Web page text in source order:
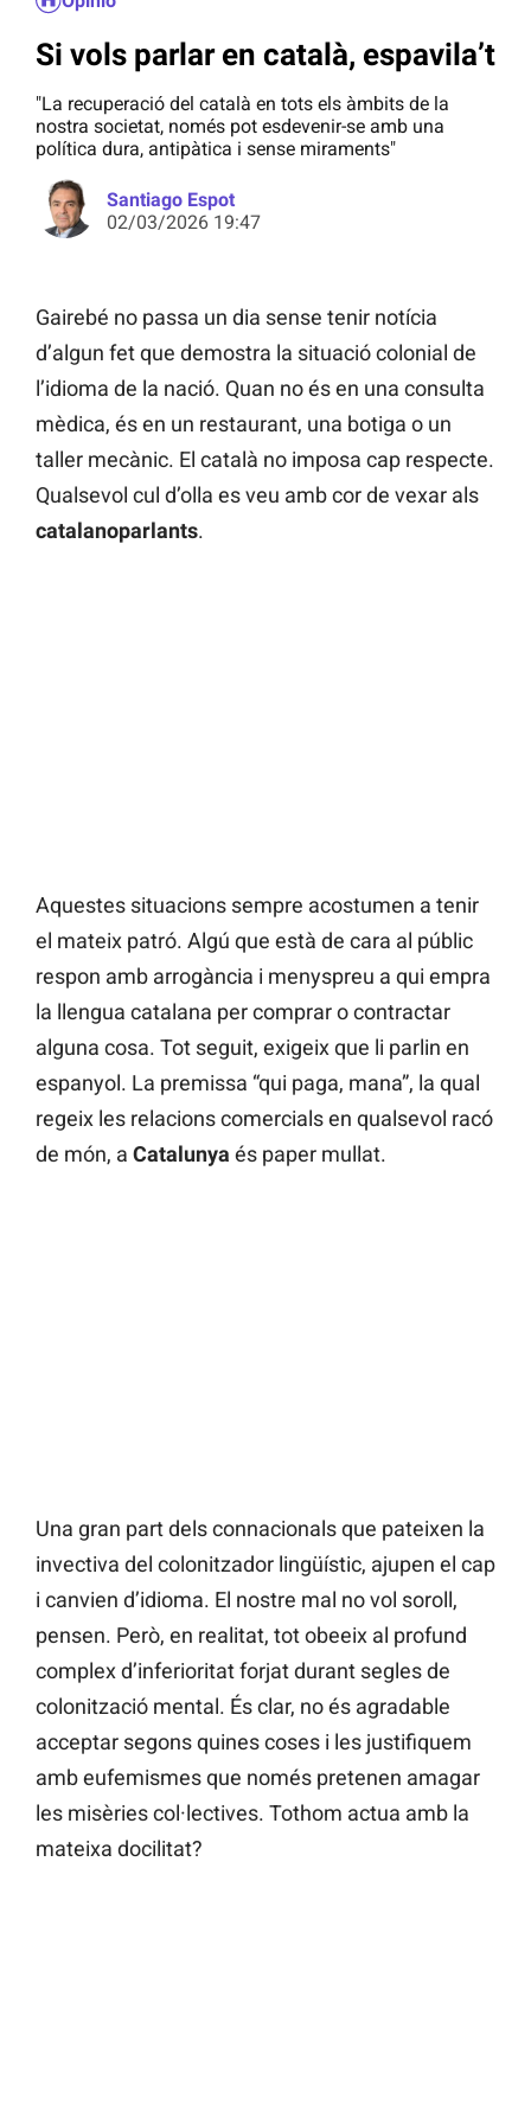
Si vols parlar en català, espavila’t
"La recuperació del català en tots els àmbits de la
nostra societat, només pot esdevenir-se amb una
política dura, antipàtica i sense miraments"
Santiago Espot
02/03/2026 19:47
Gairebé no passa un dia sense tenir notícia
d’algun fet que demostra la situació colonial de
l’idioma de la nació. Quan no és en una consulta
mèdica, és en un restaurant, una botiga o un
taller mecànic. El català no imposa cap respecte.
Qualsevol cul d’olla es veu amb cor de vexar als
catalanoparlants.
Aquestes situacions sempre acostumen a tenir
el mateix patró. Algú que està de cara al públic
respon amb arrogància i menyspreu a qui empra
la llengua catalana per comprar o contractar
alguna cosa. Tot seguit, exigeix que li parlin en
espanyol. La premissa “qui paga, mana”, la qual
regeix les relacions comercials en qualsevol racó
de món, a Catalunya és paper mullat.
Una gran part dels connacionals que pateixen la
invectiva del colonitzador lingüístic, ajupen el cap
i canvien d’idioma. El nostre mal no vol soroll,
pensen. Però, en realitat, tot obeeix al profund
complex d’inferioritat forjat durant segles de
colonització mental. És clar, no és agradable
acceptar segons quines coses i les justifiquem
amb eufemismes que només pretenen amagar
les misèries col·lectives. Tothom actua amb la
mateixa docilitat?